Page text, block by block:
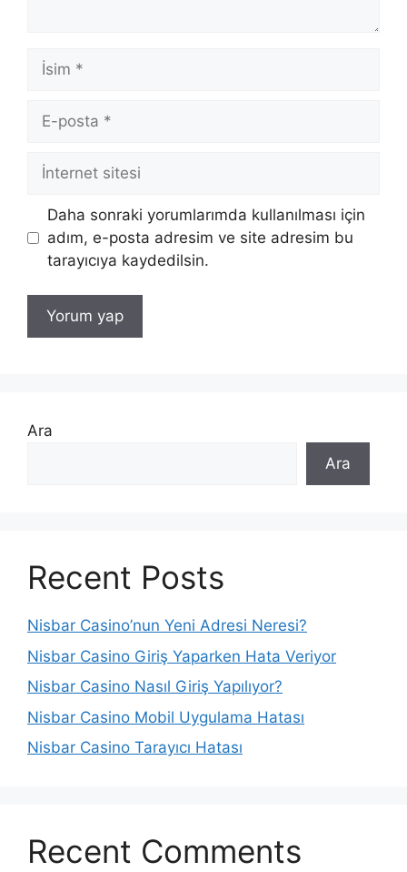
İsim
posta
İnternet
sitesi
Daha sonraki yorumlarımda kullanılması için
adım, e-posta adresim ve site adresim bu
tarayıcıya kaydedilsin.
Ara
Ara
Recent Posts
Nisbar Casino’nun Yeni Adresi Neresi?
Nisbar Casino Giriş Yaparken Hata Veriyor
Nisbar Casino Nasıl Giriş Yapılıyor?
Nisbar Casino Mobil Uygulama Hatası
Nisbar Casino Tarayıcı Hatası
Recent Comments